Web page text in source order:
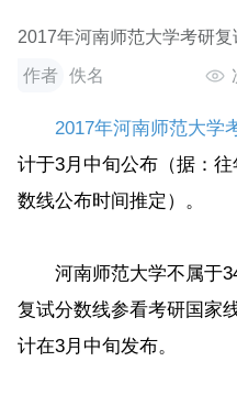
2017年河南师范大学考研
作者 佚名
2017年河南师范大学
计于3月中旬公布（据：
数线公布时间推定）。
河南师范大学不属于34
复试分数线参看考研国家
计在3月中旬发布。